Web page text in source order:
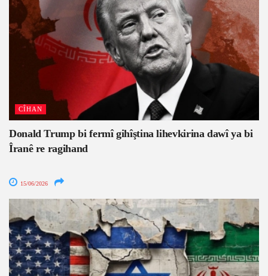
CÎHAN
Donald Trump bi fermî gihîştina lihevkirina dawî ya bi
Îranê re ragihand
15/06/2026